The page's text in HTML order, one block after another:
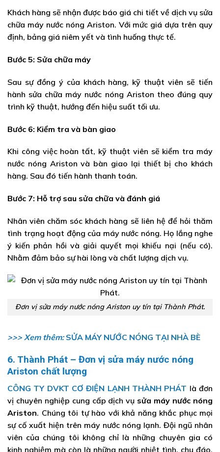
Khách hàng sẽ nhận được báo giá chi tiết về dịch vụ sửa
chữa máy nước nóng Ariston. Với mức giá dựa trên quy
định, bảng giá niêm yết và tình huống thực tế.
Bước 5: Sửa chữa máy
Sau sự đồng ý của khách hàng, kỹ thuật viên sẽ tiến
hành sửa chữa máy nước nóng Ariston theo đúng quy
trình kỹ thuật, hướng đến hiệu suất tối ưu.
Bước 6: Kiểm tra và bàn giao
Khi công việc hoàn tất, kỹ thuật viên sẽ kiểm tra máy
nước nóng Ariston và bàn giao lại thiết bị cho khách
hàng. Sau đó tiến hành thanh toán.
Bước 7: Hỗ trợ sau sửa chữa và đánh giá
Nhân viên chăm sóc khách hàng sẽ liên hệ để hỏi thăm
tình trạng hoạt động của máy nước nóng. Họ lắng nghe
ý kiến phản hồi và giải quyết mọi khiếu nại (nếu có).
Nhằm đảm bảo sự hài lòng và chất lượng dịch vụ.
Đơn vị sửa máy nước nóng Ariston uy tín tại Thành Phát.
>>> Xem thêm: SỬA MÁY NƯỚC NÓNG TẠI NHÀ BÈ
6. Thành Phát – Đơn vị sửa máy nước nóng
Ariston chất lượng
CÔNG TY DVKT CƠ ĐIỆN LẠNH THÀNH PHÁT là đơn
vị chuyên nghiệp cung cấp dịch vụ sửa máy nước nóng
Ariston. Chúng tôi tự hào với khả năng khắc phục mọi
sự cố xuất hiện trên máy nước nóng lạnh. Đội ngũ nhân
viên của chúng tôi không chỉ là những chuyên gia có
kinh nghiệm mà còn là những người nhiệt tình, chu đáo,